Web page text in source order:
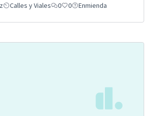
Calles y Viales 0 0 Enmienda